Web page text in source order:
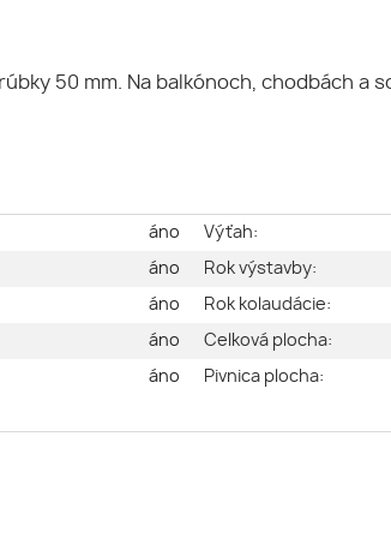
50 mm. Na balkónoch, chodbách a
áno
áno
áno
áno
áno
Výťah:
Rok výstavby:
Rok kolaudácie:
Celková plocha:
Pivnica plocha: